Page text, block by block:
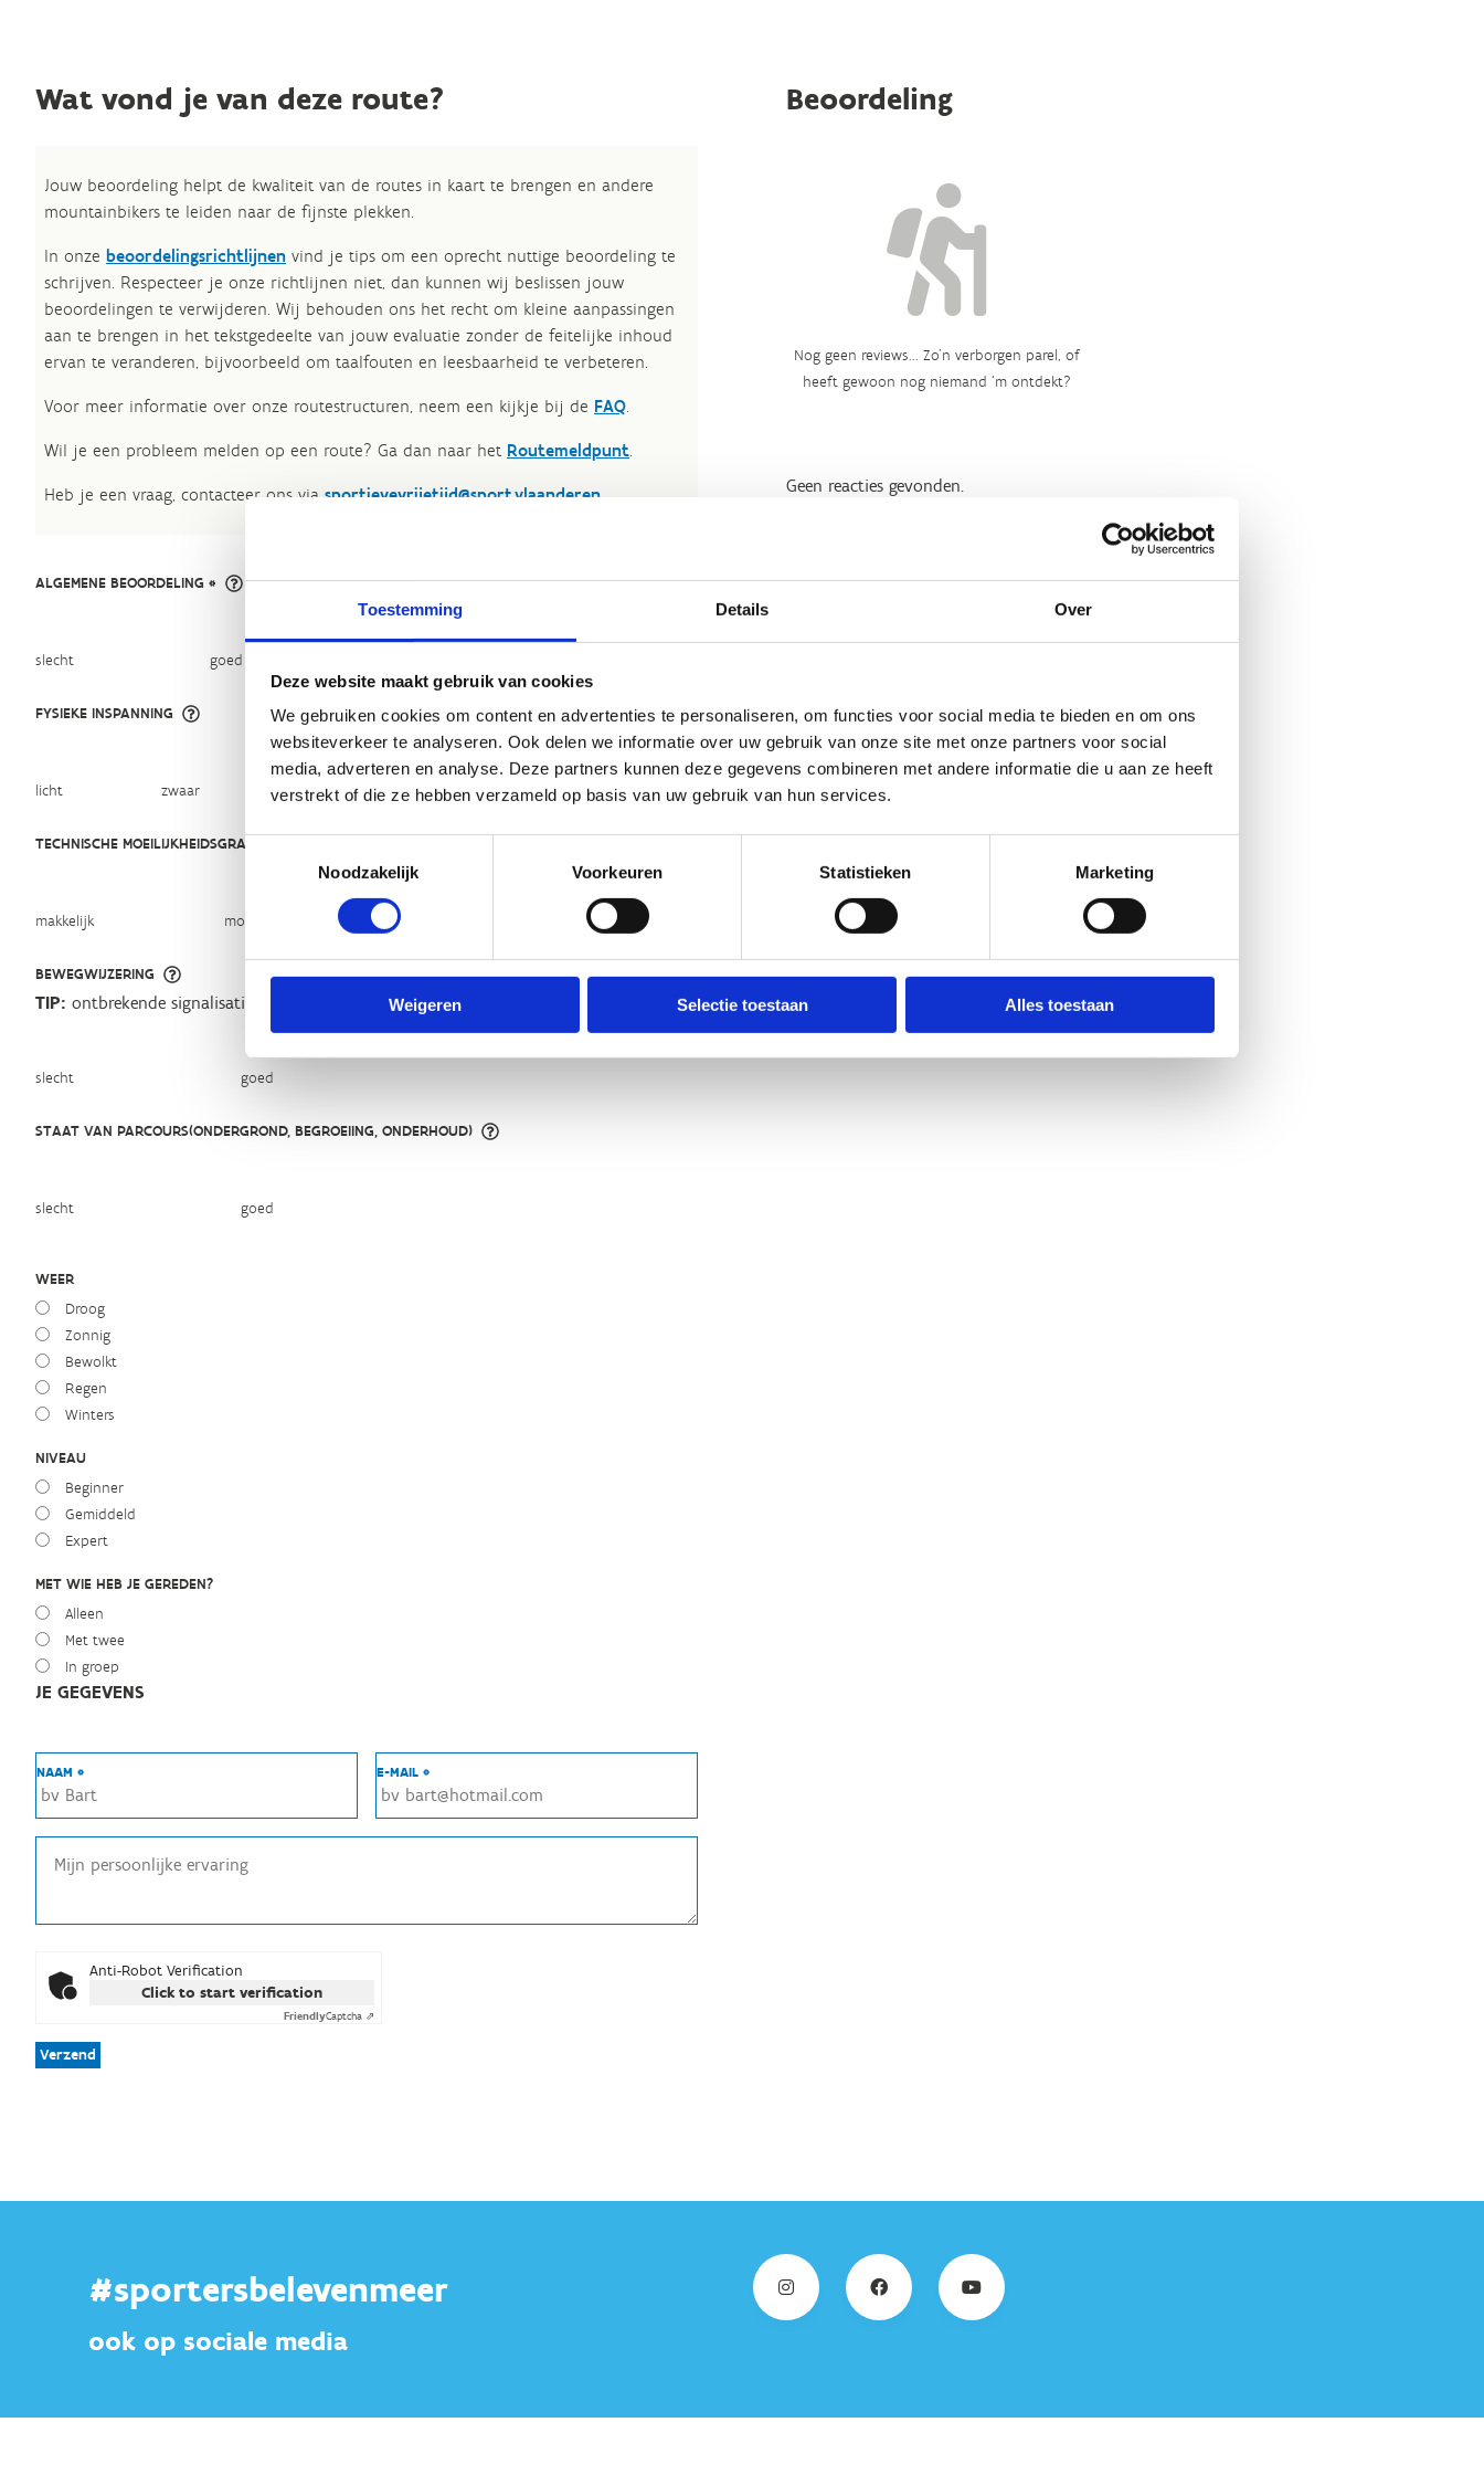
Toestemming Details Over
Deze website maakt gebruik van cookies
We gebruiken cookies om content en advertenties te personaliseren, om functies voor social media te bieden en om ons
websiteverkeer te analyseren. Ook delen we informatie over uw gebruik van onze site met onze partners voor social
media, adverteren en analyse. Deze partners kunnen deze gegevens combineren met andere informatie die u aan ze heeft
verstrekt of die ze hebben verzameld op basis van uw gebruik van hun services.
Toestemmingsselectie
Noodzakelijk
Voorkeuren Statistieken Marketing
Weigeren Selectie toestaan Alles toestaan
Wat vond je van deze route?
Jouw beoordeling helpt de kwaliteit van de routes in kaart te brengen en andere
mountainbikers te leiden naar de fijnste plekken.
In onze beoordelingsrichtlijnen vind je tips om een oprecht nuttige beoordeling te
schrijven. Respecteer je onze richtlijnen niet, dan kunnen wij beslissen jouw
beoordelingen te verwijderen. Wij behouden ons het recht om kleine aanpassingen
aan te brengen in het tekstgedeelte van jouw evaluatie zonder de feitelijke inhoud
ervan te veranderen, bijvoorbeeld om taalfouten en leesbaarheid te verbeteren.​
Voor meer informatie over onze routestructuren, neem een kijkje bij de FAQ.
Wil je een probleem melden op een route? Ga dan naar het Routemeldpunt.
Heb je een vraag, contacteer ons via sportievevrijetijd@sport.vlaanderen
ALGEMENE BEOORDELING *
slecht goed
FYSIEKE INSPANNING
licht zwaar
TECHNISCHE MOEILIJKHEIDSGRAAD
makkelijk moeilijk
BEWEGWIJZERING
slecht goed
TIP: ontbrekende signalisatie kan je melden via hetRoutemeldpunt
STAAT VAN PARCOURS(ONDERGROND, BEGROEIING, ONDERHOUD)
slecht goed
WEER
Droog
Zonnig
Bewolkt
Regen
Winters
NIVEAU
Beginner
Gemiddeld
Expert
MET WIE HEB JE GEREDEN?
Alleen
Met twee
In groep
JE GEGEVENS
NAAM * E-MAIL *
Anti-Robot Verification
Click to start verification
FriendlyCaptcha ⇗
Verzend
Beoordeling
Nog geen reviews... Zo’n verborgen parel, of
heeft gewoon nog niemand ‘m ontdekt?
Geen reacties gevonden.
#sportersbelevenmeer
ook op sociale media